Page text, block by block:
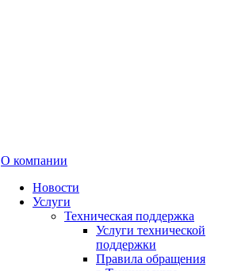
О компании
Новости
Услуги
Техническая поддержка
Услуги технической
поддержки
Правила обращения